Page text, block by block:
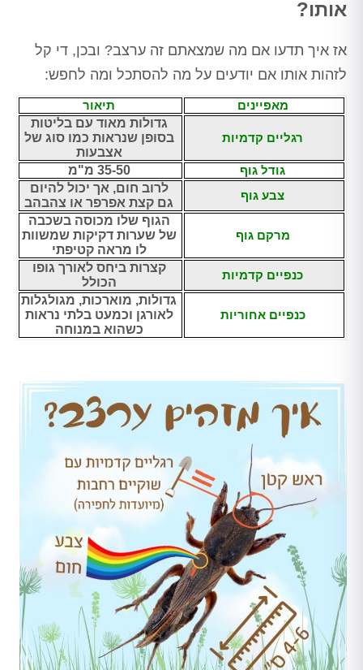
אותו?
אז איך תדעו אם מה שמצאתם זה ערצב? ובכן, די קל
לזהות אותו אם יודעים על מה להסתכל ומה לחפש:
מאפיינים תיאור
רגליים קדמיות
גדולות מאוד עם בליטות
בסופן שנראות כמו סוג של
אצבעות
גודל גוף
35-50 מ"מ
צבע גוף
לרוב חום, אך יכול להיום
גם קצת אפרפר או צהבהב
מרקם גוף
הגוף שלו מכוסה בשכבה
של שערות דקיקות שמשוות
לו מראה קטיפתי
כנפיים קדמיות
קצרות ביחס לאורך גופו
הכולל
כנפיים אחוריות
גדולות, מוארכות, מגולגלות
לאורגן וכמעט בלתי נראות
כשהוא במנוחה